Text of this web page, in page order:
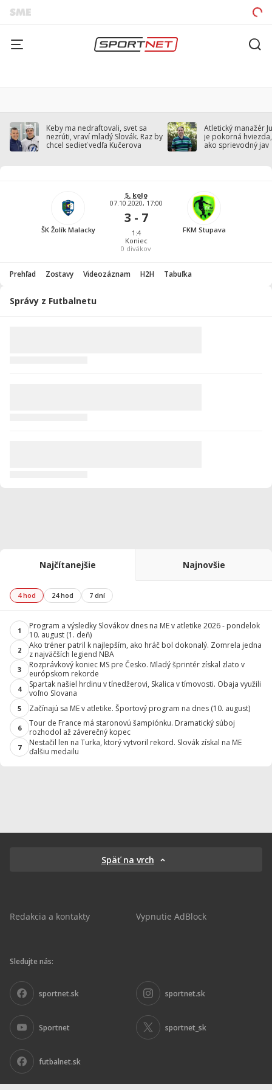
Keby ma nedraftovali, svet sa
nezrúti, vraví mladý Slovák. Raz by
chcel sedieť vedľa Kučerova
Atletický manažér
je pokorná
ako sprievodný jav
ŠK Žolík Malacky
5. kolo
07.10.2020, 17:00
3 - 7
1:4
Koniec
0 divákov
FKM Stupava
Prehľad Zostavy Videozáznam H2H Tabuľka
Správy z Futbalnetu
Najčítanejšie Najnovšie
4 hod 24 hod 7 dní
1
Program a výsledky Slovákov dnes na ME v atletike 2026 - pondelok
10. august (1. deň)
2
Ako tréner patril k najlepším, ako hráč bol dokonalý. Zomrela jedna
z najväčších legiend NBA
3
Rozprávkový koniec MS pre Česko. Mladý šprintér získal zlato v
európskom rekorde
4
Spartak našiel hrdinu v tínedžerovi, Skalica v tímovosti. Obaja využili
voľno Slovana
5 Začínajú sa ME v atletike. Športový program na dnes (10. august)
6
Tour de France má staronovú šampiónku. Dramatický súboj
rozhodol až záverečný kopec
7
Nestačil len na Turka, ktorý vytvoril rekord. Slovák získal na ME
ďalšiu medailu
Späť na vrch
Redakcia a kontakty Vypnutie AdBlock
Sledujte nás:
sportnet.sk sportnet.sk
Sportnet sportnet_sk
futbalnet.sk